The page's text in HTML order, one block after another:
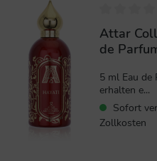
Attar
de
5 ml Eau de
erhalten e...
Sofort
Zollkosten